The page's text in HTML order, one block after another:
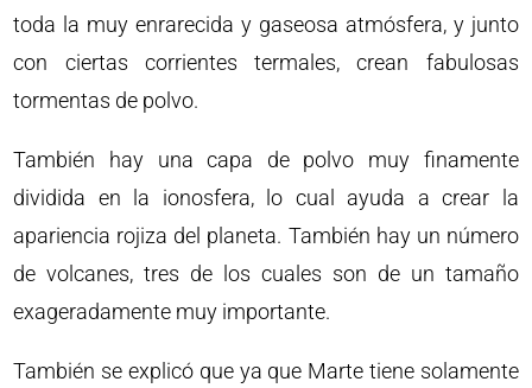
toda la muy enrarecida y gaseosa atmósfera, y junto
con ciertas corrientes termales, crean fabulosas
tormentas de polvo.
También hay una capa de polvo muy finamente
dividida en la ionosfera, lo cual ayuda a crear la
apariencia rojiza del planeta. También hay un número
de volcanes, tres de los cuales son de un tamaño
exageradamente muy importante.
También se explicó que ya que Marte tiene solamente